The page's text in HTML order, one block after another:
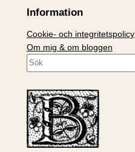
Information
Cookie- och integritetspolicy
Om mig & om bloggen
S
k